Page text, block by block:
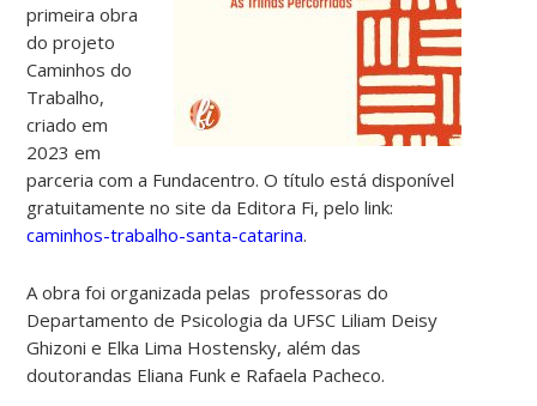
primeira obra
do projeto
Caminhos do
Trabalho,
criado em
2023 em
parceria com a Fundacentro. O título está disponível
gratuitamente no site da Editora Fi, pelo link:
caminhos-trabalho-santa-catarina.
A obra foi organizada pelas professoras do
Departamento de Psicologia da UFSC Liliam Deisy
Ghizoni e Elka Lima Hostensky, além das
doutorandas Eliana Funk e Rafaela Pacheco.